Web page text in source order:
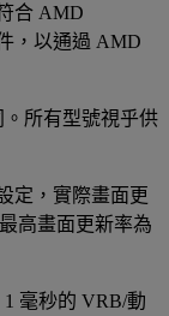
合 AMD
，以通過 AMD
所有型號視乎供
定，實際畫面更
高畫面更新率為
毫秒的 VRB/動